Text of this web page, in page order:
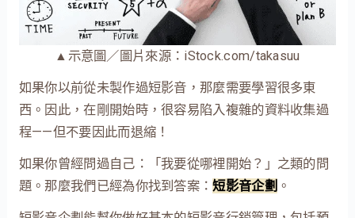
▲示意圖／圖片來源：iStock.com/takasuu
如果你以前從未製作過短影音，那麼需要學習很多東
西。因此，在剛開始時，很容易陷入複雜的資料收集過
程——但不要因此而退縮！
如果你曾經問過自己：「我要從哪裡開始？」之類的問
題。那麼我們已經為你找到答案：短影音企劃 。